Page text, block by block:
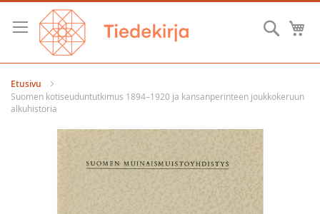
Skip
Content
Hae
Etusivu
Suomen kotiseuduntutkimus 1894–1920 ja kansanperinteen joukkokeruun
alkuhistoria